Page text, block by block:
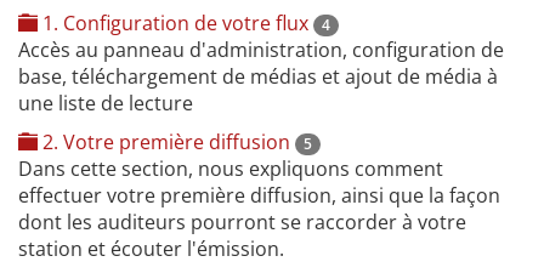
1. Configuration de votre flux 4
Accès au panneau d'administration, configuration de
base, téléchargement de médias et ajout de média à
une liste de lecture
2. Votre première diffusion
5
Dans cette section, nous expliquons comment
effectuer votre première diffusion, ainsi que la façon
dont les auditeurs pourront se raccorder à votre
station et écouter l'émission.